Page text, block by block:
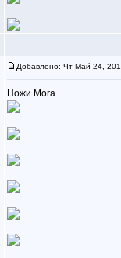
Добавлено: Чт Май 24,
Ножи Mora